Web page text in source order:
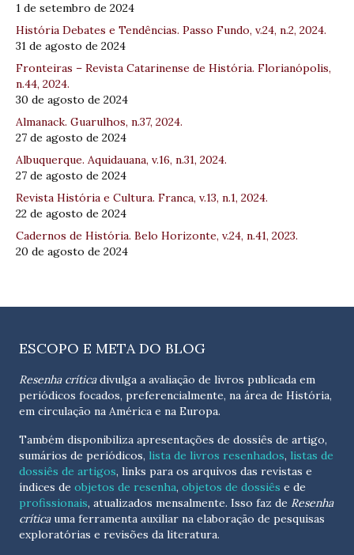
1 de setembro de 2024
História Debates e Tendências. Passo Fundo, v.24, n.2, 2024.
31 de agosto de 2024
Fronteiras – Revista Catarinense de História. Florianópolis,
n.44, 2024.
30 de agosto de 2024
Almanack. Guarulhos, n.37, 2024.
27 de agosto de 2024
Albuquerque. Aquidauana, v.16, n.31, 2024.
27 de agosto de 2024
Revista História e Cultura. Franca, v.13, n.1, 2024.
22 de agosto de 2024
Cadernos de História. Belo Horizonte, v.24, n.41, 2023.
20 de agosto de 2024
ESCOPO E META DO BLOG
Resenha críticadivulga a avaliação de livros publicada em
periódicos focados, preferencialmente, na área de História,
em circulação na América e na Europa.
Também disponibiliza apresentações de dossiês de artigo,
sumários de periódicos, lista de livros resenhados, listas de
dossiês de artigos, links para os arquivos das revistas e
índices de objetos de resenha, objetos de dossiês e de
profissionais, atualizados mensalmente. Isso faz de Resenha
críticauma ferramenta auxiliar na elaboração de pesquisas
exploratórias e revisões da literatura.